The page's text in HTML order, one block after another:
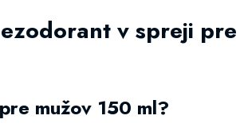
v spreji pre
mužov 150 ml?